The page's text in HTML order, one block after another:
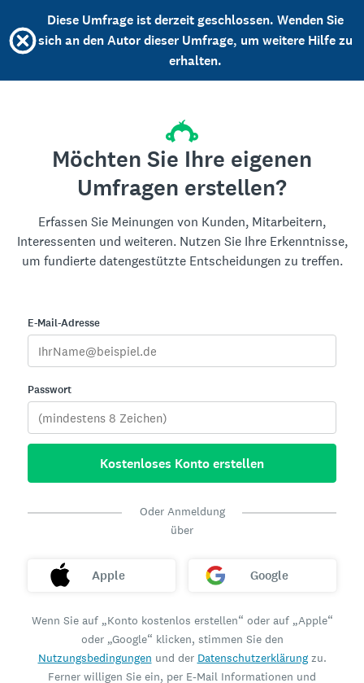
Diese Umfrage ist derzeit geschlossen. Wenden Sie
sich an den Autor dieser Umfrage, um weitere Hilfe zu
erhalten.
Möchten Sie Ihre eigenen
Umfragen erstellen?
Erfassen Sie Meinungen von Kunden, Mitarbeitern,
Interessenten und weiteren. Nutzen Sie Ihre Erkenntnisse,
um fundierte datengestützte Entscheidungen zu treffen.
E-Mail-Adresse
Passwort
Kostenloses Konto erstellen
Oder Anmeldung
über
Apple Google
Wenn Sie auf „Konto kostenlos erstellen“ oder auf „Apple“
oder „Google“ klicken, stimmen Sie den
Nutzungsbedingungen und der Datenschutzerklärungzu.
Ferner willigen Sie ein, per E-Mail Informationen und